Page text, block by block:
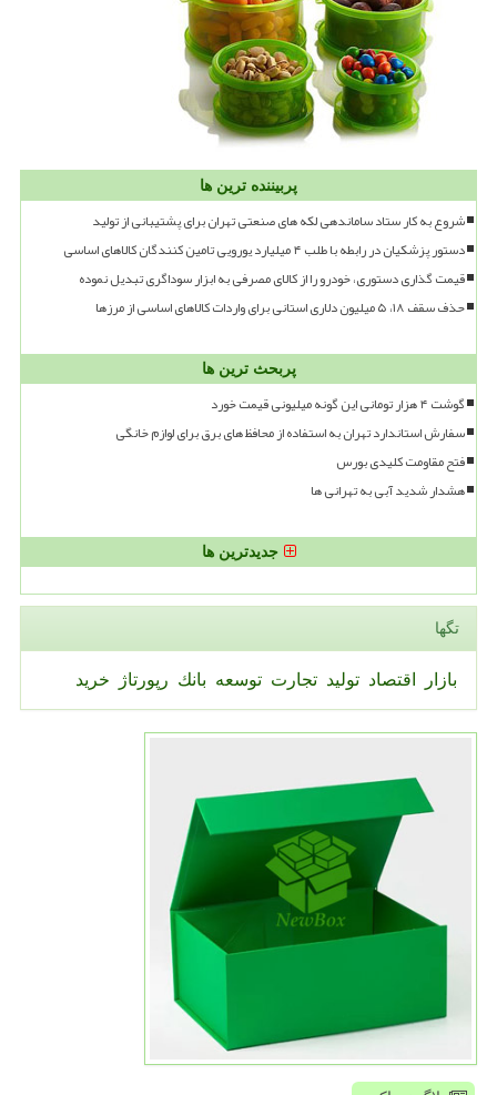
پربیننده ترین ها
شروع به کار ستاد ساماندهی لکه های صنعتی تهران برای پشتیبانی از تولید
دستور پزشکیان در رابطه با طلب ۴ میلیارد یورویی تامین کنندگان کالاهای اساسی
قیمت گذاری دستوری، خودرو را از کالای مصرفی به ابزار سوداگری تبدیل نموده
حذف سقف ۱۸، ۵ میلیون دلاری استانی برای واردات کالاهای اساسی از مرزها
پربحث ترین ها
گوشت ۴ هزار تومانی این گونه میلیونی قیمت خورد
سفارش استاندارد تهران به استفاده از محافظ های برق برای لوازم خانگی
فتح مقاومت کلیدی بورس
هشدار شدید آبی به تهرانی ها
جدیدترین ها
تگها
بازار اقتصاد تولید تجارت توسعه بانك رپورتاژ خرید